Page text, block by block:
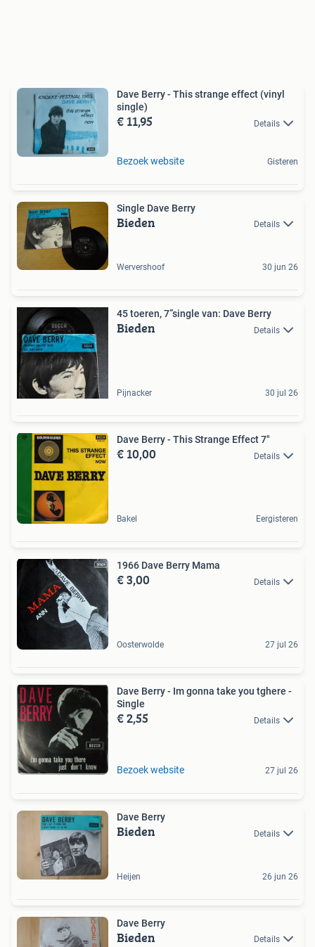
Dave Berry - This strange effect (vinyl
single)
€ 11,95 Details
Bezoek website Gisteren
Single Dave Berry
Bieden Details
Wervershoof 30 jun 26
45 toeren, 7”single van: Dave Berry
Bieden Details
Pijnacker 30 jul 26
Dave Berry - This Strange Effect 7"
€ 10,00 Details
Bakel Eergisteren
1966 Dave Berry Mama
€ 3,00 Details
Oosterwolde 27 jul 26
Dave Berry - Im gonna take you tghere -
Single
€ 2,55 Details
Bezoek website 27 jul 26
Dave Berry
Bieden Details
Heijen 26 jun 26
Dave Berry
Bieden Details